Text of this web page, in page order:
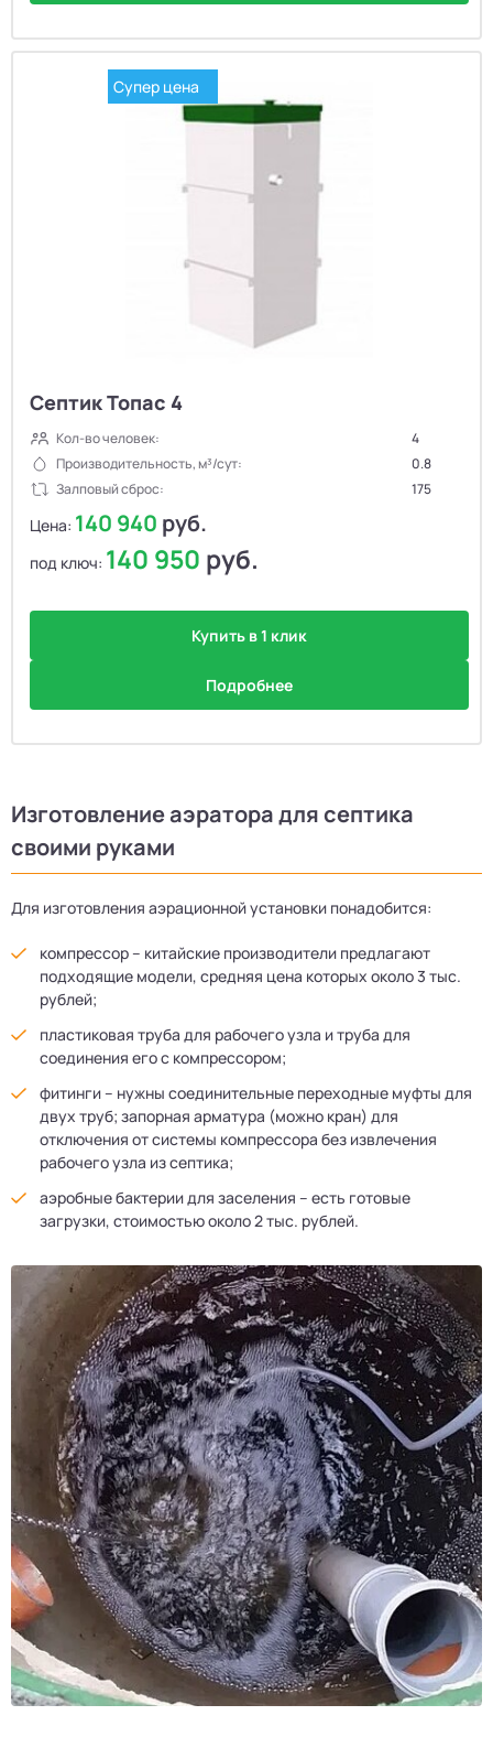
Супер цена
Септик Топас 4
Кол-во человек:
4
Производительность, м³/сут:
0.8
Залповый сброс:
175
Цена: 140 940 руб.
под ключ: 140 950 руб.
Купить в 1 клик
Подробнее
Изготовление аэратора для септика
своими руками
Для изготовления аэрационной установки понадобится:
компрессор – китайские производители предлагают
подходящие модели, средняя цена которых около 3 тыс.
рублей;
пластиковая труба для рабочего узла и труба для
соединения его с компрессором;
фитинги – нужны соединительные переходные муфты для
двух труб; запорная арматура (можно кран) для
отключения от системы компрессора без извлечения
рабочего узла из септика;
аэробные бактерии для заселения – есть готовые
загрузки, стоимостью около 2 тыс. рублей.